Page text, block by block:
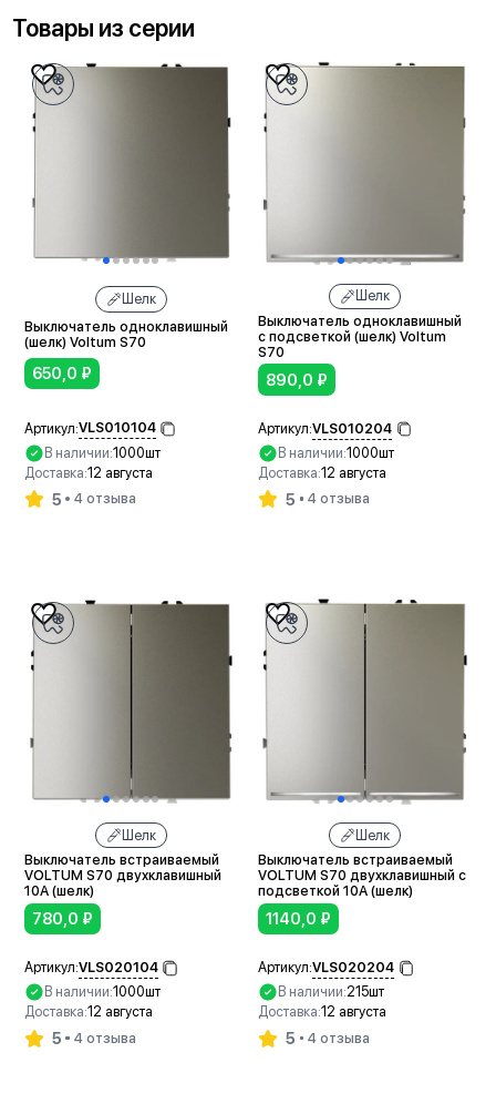
Товары из серии
Шелк
Выключатель одноклавишный
(шелк) Voltum S70
650,0 ₽
Артикул:VLS010104
В наличии:1000шт
Доставка:12 августа
5 4 отзыва
Шелк
Выключатель одноклавишный
с подсветкой (шелк) Voltum
S70
890,0 ₽
Артикул:VLS010204
В наличии:1000шт
Доставка:12 августа
5 4 отзыва
Шелк
Выключатель встраиваемый
VOLTUM S70 двухклавишный
10А (шелк)
780,0 ₽
Артикул:VLS020104
В наличии:1000шт
Доставка:12 августа
5 4 отзыва
Шелк
Выключатель встраиваемый
VOLTUM S70 двухклавишный с
подсветкой 10А (шелк)
1140,0 ₽
Артикул:VLS020204
В наличии:215шт
Доставка:12 августа
5 4 отзыва